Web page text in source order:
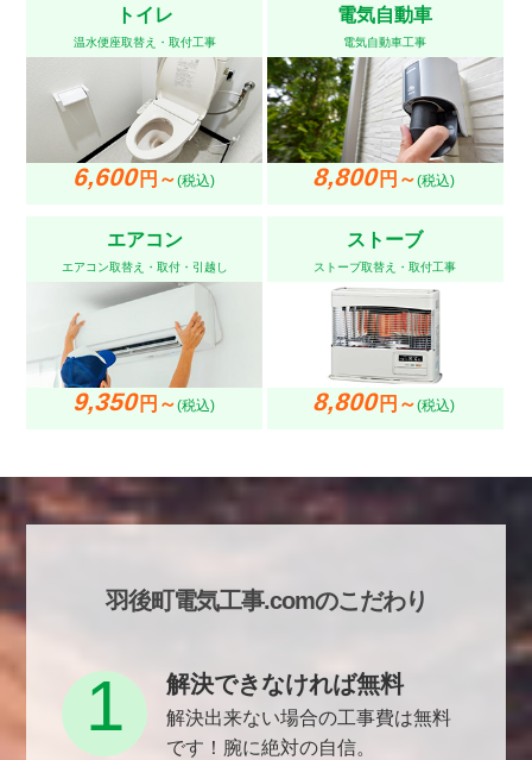
トイレ
温水便座取替え・取付工事
6,600円～(税込)
電気自動車
電気自動車工事
8,800円～(税込)
エアコン
エアコン取替え・取付・引越し
9,350円～(税込)
ストーブ
ストーブ取替え・取付工事
8,800円～(税込)
羽後町電気工事.comのこだわり
解決できなければ無料
解決出来ない場合の工事費は無料
です！腕に絶対の自信。
1